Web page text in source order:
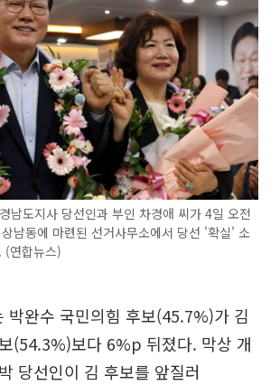
남도지사 당선인과 부인 차경애 씨가 4일 오전
남동에 마련된 선거사무소에서 당선 '확실' 소
(연합뉴스)
박완수 국민의힘 후보(45.7%)가 김
(54.3%)보다 6%p 뒤졌다. 막상 개
당선인이 김 후보를 앞질러